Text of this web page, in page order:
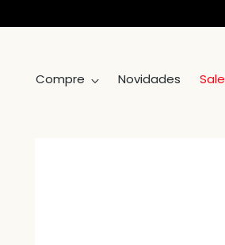
Compre Novidades Sale